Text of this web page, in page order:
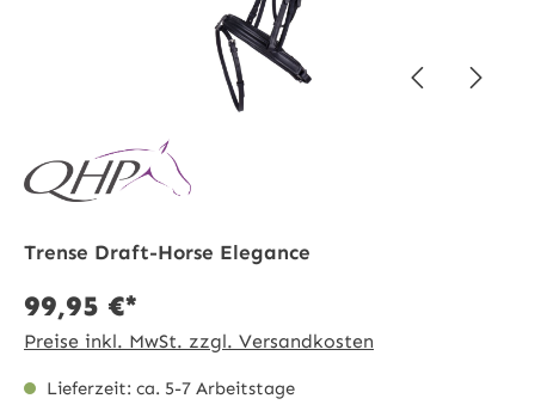
Trense Draft-Horse Elegance
99,95 €*
Preise inkl. MwSt. zzgl. Versandkosten
Lieferzeit: ca. 5-7 Arbeitstage